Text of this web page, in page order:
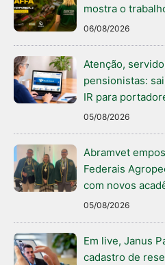
mostra o
06/08/2026
Atenção,
pensionistas:
IR para
05/08/2026
Abramvet
Federais
com novos
05/08/2026
Em live, Janus
cadastro de